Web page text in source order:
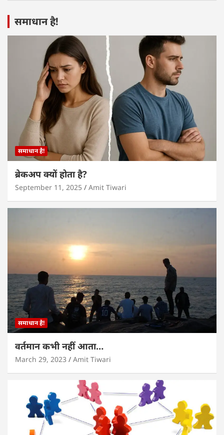
समाधान है!
समाधान है!
ब्रेकअप क्यों होता है?
September 11, 2025 Amit Tiwari
समाधान है!
वर्तमान कभी नहीं आता…
March 29, 2023 Amit Tiwari